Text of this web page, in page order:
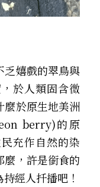
嬉戲的翠鳥與
於人類固含微
麼於原生地美洲
berry)的原
充作自然的染
麼，許是銜食的
經人扦播吧！